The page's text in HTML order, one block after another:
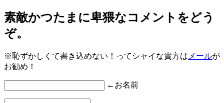
素敵かつたまに卑猥なコメントをどう
ぞ。
※恥ずかしくて書き込めない！ってシャイな貴方は メールが
お勧め！
←お名前